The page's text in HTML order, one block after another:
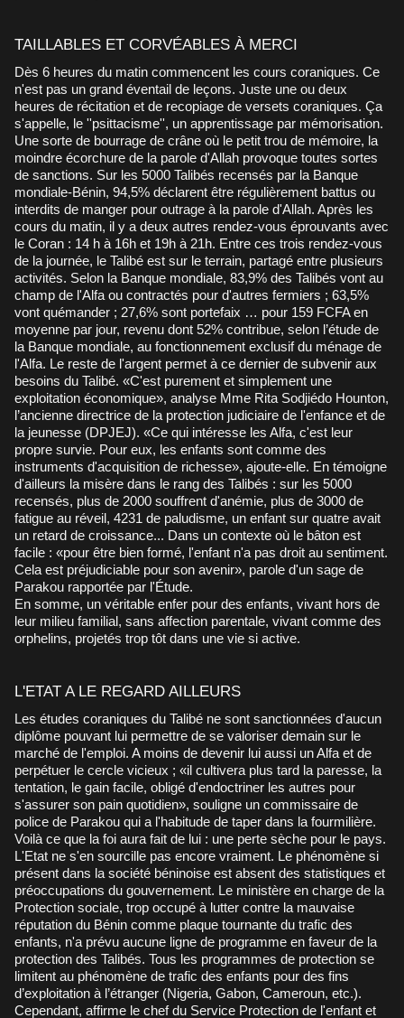
TAILLABLES ET CORVÉABLES À MERCI
Dès 6 heures du matin commencent les cours coraniques. Ce
n'est pas un grand éventail de leçons. Juste une ou deux
heures de récitation et de recopiage de versets coraniques. Ça
s'appelle, le ''psittacisme'', un apprentissage par mémorisation.
Une sorte de bourrage de crâne où le petit trou de mémoire, la
moindre écorchure de la parole d'Allah provoque toutes sortes
de sanctions. Sur les 5000 Talibés recensés par la Banque
mondiale-Bénin, 94,5% déclarent être régulièrement battus ou
interdits de manger pour outrage à la parole d'Allah. Après les
cours du matin, il y a deux autres rendez-vous éprouvants avec
le Coran : 14 h à 16h et 19h à 21h. Entre ces trois rendez-vous
de la journée, le Talibé est sur le terrain, partagé entre plusieurs
activités. Selon la Banque mondiale, 83,9% des Talibés vont au
champ de l'Alfa ou contractés pour d'autres fermiers ; 63,5%
vont quémander ; 27,6% sont portefaix … pour 159 FCFA en
moyenne par jour, revenu dont 52% contribue, selon l’étude de
la Banque mondiale, au fonctionnement exclusif du ménage de
l'Alfa. Le reste de l'argent permet à ce dernier de subvenir aux
besoins du Talibé. «C'est purement et simplement une
exploitation économique», analyse Mme Rita Sodjiédo Hounton,
l’ancienne directrice de la protection judiciaire de l'enfance et de
la jeunesse (DPJEJ). «Ce qui intéresse les Alfa, c'est leur
propre survie. Pour eux, les enfants sont comme des
instruments d'acquisition de richesse», ajoute-elle. En témoigne
d'ailleurs la misère dans le rang des Talibés : sur les 5000
recensés, plus de 2000 souffrent d'anémie, plus de 3000 de
fatigue au réveil, 4231 de paludisme, un enfant sur quatre avait
un retard de croissance... Dans un contexte où le bâton est
facile : «pour être bien formé, l'enfant n'a pas droit au sentiment.
Cela est préjudiciable pour son avenir», parole d'un sage de
Parakou rapportée par l'Étude.
En somme, un véritable enfer pour des enfants, vivant hors de
leur milieu familial, sans affection parentale, vivant comme des
orphelins, projetés trop tôt dans une vie si active.
L'ETAT A LE REGARD AILLEURS
Les études coraniques du Talibé ne sont sanctionnées d'aucun
diplôme pouvant lui permettre de se valoriser demain sur le
marché de l'emploi. A moins de devenir lui aussi un Alfa et de
perpétuer le cercle vicieux ; «il cultivera plus tard la paresse, la
tentation, le gain facile, obligé d'endoctriner les autres pour
s'assurer son pain quotidien», souligne un commissaire de
police de Parakou qui a l'habitude de taper dans la fourmilière.
Voilà ce que la foi aura fait de lui : une perte sèche pour le pays.
L'Etat ne s'en sourcille pas encore vraiment. Le phénomène si
présent dans la société béninoise est absent des statistiques et
préoccupations du gouvernement. Le ministère en charge de la
Protection sociale, trop occupé à lutter contre la mauvaise
réputation du Bénin comme plaque tournante du trafic des
enfants, n'a prévu aucune ligne de programme en faveur de la
protection des Talibés. Tous les programmes de protection se
limitent au phénomène de trafic des enfants pour des fins
d’exploitation à l’étranger (Nigeria, Gabon, Cameroun, etc.).
Cependant, affirme le chef du Service Protection de l'enfant et